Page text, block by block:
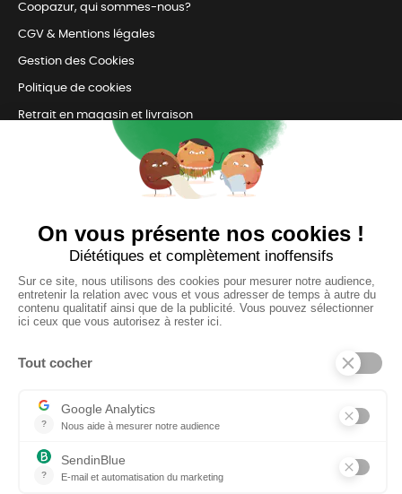
Coopazur, qui sommes-nous?
CGV & Mentions légales
Gestion des Cookies
Politique de cookies
Retrait en magasin et livraison
Nous sommes connectés
pour répondre à tous vos besoins
SUIVEZ-NOUS